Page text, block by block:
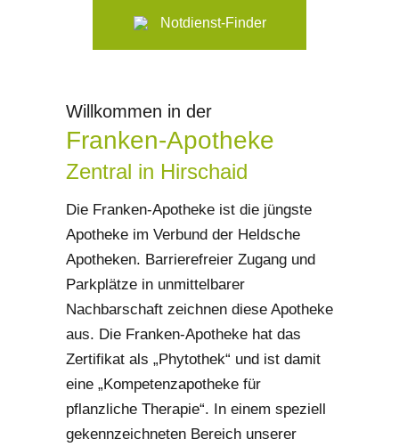
Notdienst-Finder
Willkommen in der
Franken-Apotheke
Zentral in Hirschaid
Die Franken-Apotheke ist die jüngste
Apotheke im Verbund der Heldsche
Apotheken. Barrierefreier Zugang und
Parkplätze in unmittelbarer
Nachbarschaft zeichnen diese Apotheke
aus. Die Franken-Apotheke hat das
Zertifikat als „Phytothek“ und ist damit
eine „Kompetenzapotheke für
pflanzliche Therapie“. In einem speziell
gekennzeichneten Bereich unserer